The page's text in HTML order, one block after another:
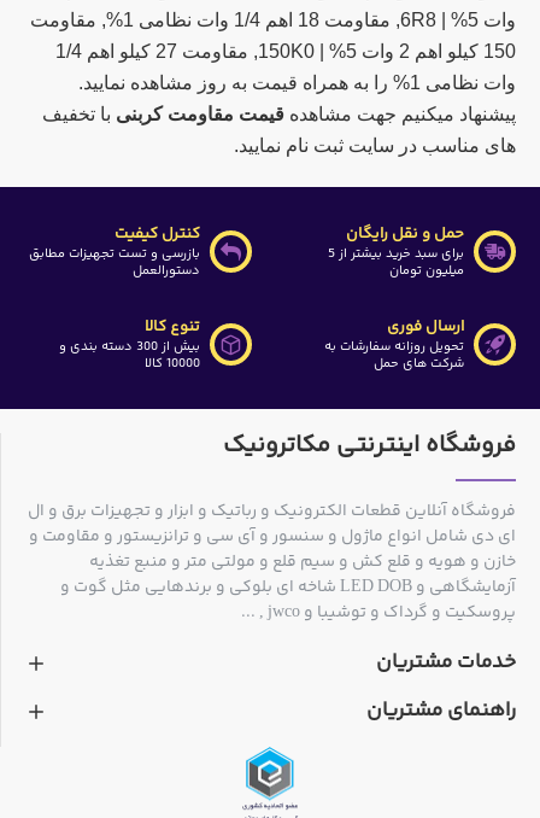
وات 5% | 6R8, مقاومت 18 اهم 1/4 وات نظامی 1%, مقاومت
150 کیلو اهم 2 وات 5% | 150K0, مقاومت 27 کیلو اهم 1/4
وات نظامی 1% را به همراه قیمت به روز مشاهده نمایید.
پیشنهاد میکنیم جهت مشاهده قیمت مقاومت کربنی با تخفیف
های مناسب در سایت ثبت نام نمایید.
حمل و نقل رایگان
برای سبد خرید بیشتر از 5
میلیون تومان
کنترل کیفیت
بازرسی و تست تجهیزات مطابق
دستورالعمل
ارسال فوری
تحویل روزانه سفارشات به
شرکت های حمل
تنوع کالا
بیش از 300 دسته بندی و
10000 کالا
فروشگاه اینترنتی مکاترونیک
فروشگاه آنلاین قطعات الکترونیک و رباتیک و ابزار و تجهیزات برق و ال
ای دی شامل انواع ماژول و سنسور و آی سی و ترانزیستور و مقاومت و
خازن و هویه و قلع کش و سیم قلع و مولتی متر و منبع تغذیه
آزمایشگاهی و LED DOB شاخه ای بلوکی و برندهایی مثل گوت و
پروسکیت و گرداک و توشیبا و jwco , ...
خدمات مشتریان
راهنمای مشتریان